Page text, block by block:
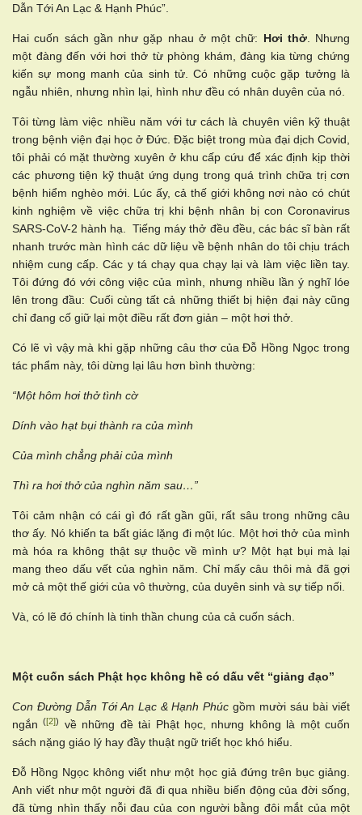
Dẫn Tới An Lạc & Hạnh Phúc”.
Hai cuốn sách gần như gặp nhau ở một chữ: Hơi thở. Nhưng
một đàng đến với hơi thở từ phòng khám, đàng kia từng chứng
kiến sự mong manh của sinh tử. Có những cuộc gặp tưởng là
ngẫu nhiên, nhưng nhìn lại, hình như đều có nhân duyên của nó.
Tôi từng làm việc nhiều năm với tư cách là chuyên viên kỹ thuật
trong bệnh viện đại học ở Đức. Đặc biệt trong mùa đại dịch Covid,
tôi phải có mặt thường xuyên ở khu cấp cứu để xác định kịp thời
các phương tiện kỹ thuật ứng dụng trong quá trình chữa trị cơn
bệnh hiểm nghèo mới. Lúc ấy, cả thế giới không nơi nào có chút
kinh nghiệm về việc chữa trị khi bệnh nhân bị con Coronavirus
SARS-CoV-2 hành hạ. Tiếng máy thở đều đều, các bác sĩ bàn rất
nhanh trước màn hình các dữ liệu về bệnh nhân do tôi chịu trách
nhiệm cung cấp. Các y tá chạy qua chạy lại và làm việc liền tay.
Tôi đứng đó với công việc của mình, nhưng nhiều lần ý nghĩ lóe
lên trong đầu: Cuối cùng tất cả những thiết bị hiện đại này cũng
chỉ đang cố giữ lại một điều rất đơn giản – một hơi thở.
Có lẽ vì vậy mà khi gặp những câu thơ của Đỗ Hồng Ngọc trong
tác phẩm này, tôi dừng lại lâu hơn bình thường:
“Một hôm hơi thở tình cờ
Dính vào hạt bụi thành ra của mình
Của mình chẳng phải của mình
Thì ra hơi thở của nghìn năm sau…”
Tôi cảm nhận có cái gì đó rất gần gũi, rất sâu trong những câu
thơ ấy. Nó khiến ta bất giác lặng đi một lúc. Một hơi thở của mình
mà hóa ra không thật sự thuộc về mình ư? Một hạt bụi mà lại
mang theo dấu vết của nghìn năm. Chỉ mấy câu thôi mà đã gợi
mở cả một thế giới của vô thường, của duyên sinh và sự tiếp nối.
Và, có lẽ đó chính là tinh thần chung của cả cuốn sách.
Một cuốn sách Phật học không hề có dấu vết “giảng đạo”
Con Đường Dẫn Tới An Lạc & Hạnh Phúc gồm mười sáu bài viết
ngắn([2])
về những đề tài Phật học, nhưng không là một cuốn
sách nặng giáo lý hay đầy thuật ngữ triết học khó hiểu.
Đỗ Hồng Ngọc không viết như một học giả đứng trên bục giảng.
Anh viết như một người đã đi qua nhiều biến động của đời sống,
đã từng nhìn thấy nỗi đau của con người bằng đôi mắt của một